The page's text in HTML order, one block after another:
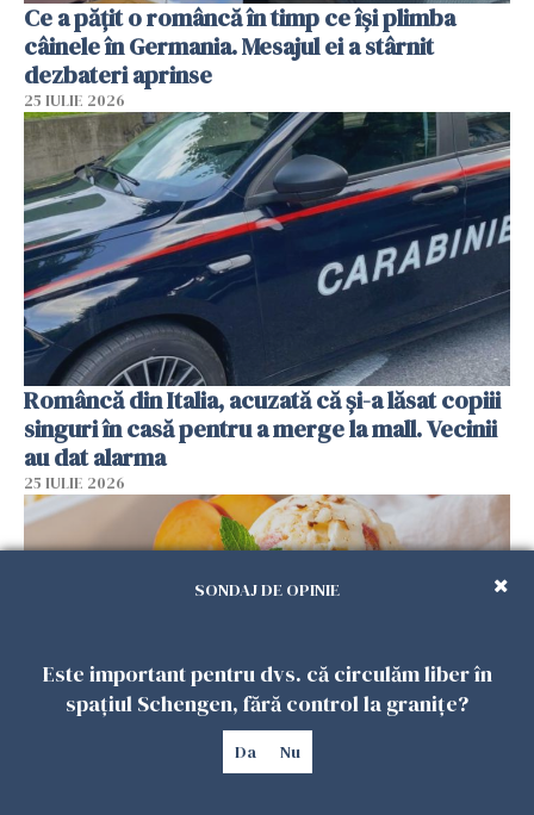
Ce a pățit o româncă în timp ce își plimba
câinele în Germania. Mesajul ei a stârnit
dezbateri aprinse
25 IULIE 2026
Româncă din Italia, acuzată că și-a lăsat copiii
singuri în casă pentru a merge la mall. Vecinii
au dat alarma
25 IULIE 2026
Înghețata de casă cu nectarine care
SONDAJ DE OPINIE
Este important pentru dvs. că circulăm liber în
spațiul Schengen, fără control la granițe?
Da Nu